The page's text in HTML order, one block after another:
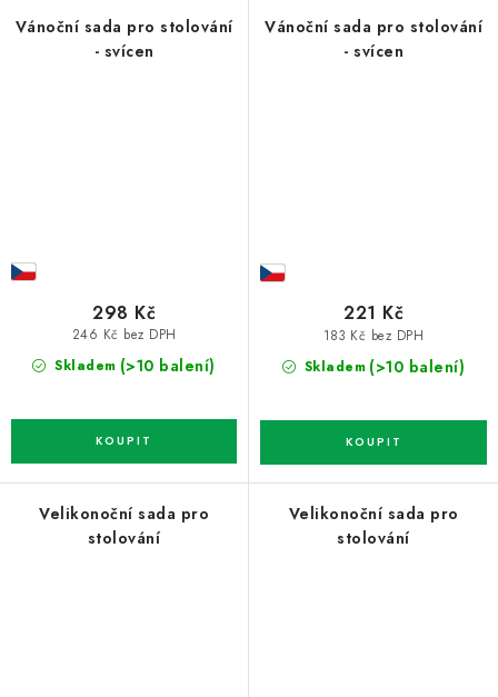
Vánoční sada pro stolování
- svícen
Skladem (>10 balení)
246 Kč bez DPH
298 Kč
Vánoční sada pro stolování
- svícen
Skladem (>10 balení)
183 Kč bez DPH
221 Kč
Velikonoční sada pro
stolování
Velikonoční sada pro
stolování